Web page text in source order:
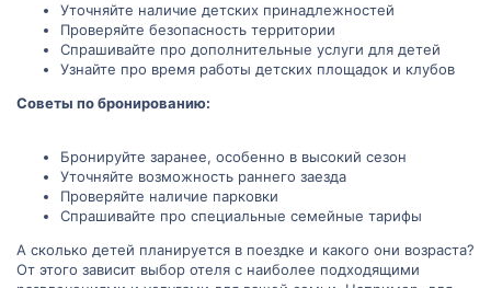
Уточняйте наличие детских принадлежностей
Проверяйте безопасность территории
Спрашивайте про дополнительные услуги для детей
Узнайте про время работы детских площадок и клубов
Советы по бронированию:
Бронируйте заранее, особенно в высокий сезон
Уточняйте возможность раннего заезда
Проверяйте наличие парковки
Спрашивайте про специальные семейные тарифы
А сколько детей планируется в поездке и какого они возраста?
От этого зависит выбор отеля с наиболее подходящими